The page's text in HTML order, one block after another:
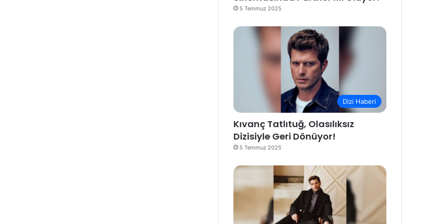
5 Temmuz 2025
Dizi Haberi
Kıvanç Tatlıtuğ, Olasılıksız
Dizisiyle Geri Dönüyor!
5 Temmuz 2025